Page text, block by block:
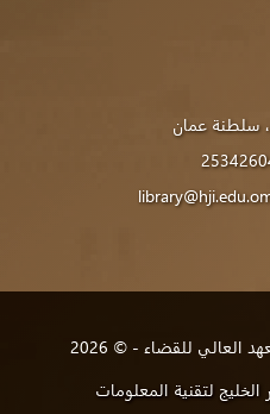
سلطنة عمان
للقضاء - © 2026
لتقنية المعلومات